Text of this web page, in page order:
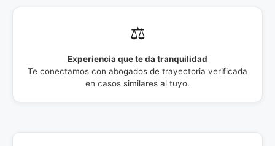
⚖️
Experiencia que te da tranquilidad
Te conectamos con abogados de trayectoria verificada
en casos similares al tuyo.